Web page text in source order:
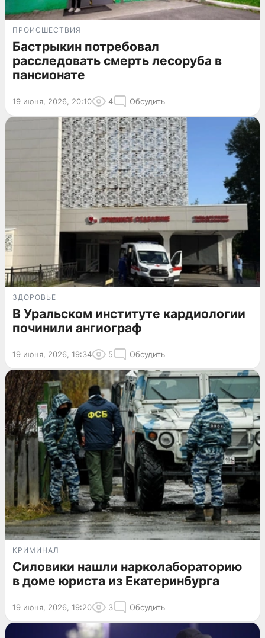
ПРОИСШЕСТВИЯ
Бастрыкин потребовал
расследовать смерть лесоруба в
пансионате
19 июня, 2026, 20:10 4 Обсудить
ЗДОРОВЬЕ
В Уральском институте кардиологии
починили ангиограф
19 июня, 2026, 19:34 5 Обсудить
КРИМИНАЛ
Силовики нашли нарколабораторию
в доме юриста из Екатеринбурга
19 июня, 2026, 19:20 3 Обсудить